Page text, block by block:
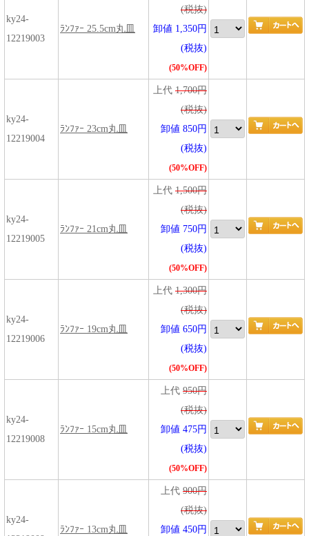
ky24-
12219003
ﾗﾝﾌｧｰ 25.5cm丸皿
(税抜)
卸値 1,350円
(税抜)
(50%OFF)
ky24-
12219004
ﾗﾝﾌｧｰ 23cm丸皿
上代 1,700円
(税抜)
卸値 850円
(税抜)
(50%OFF)
ky24-
12219005
ﾗﾝﾌｧｰ 21cm丸皿
上代 1,500円
(税抜)
卸値 750円
(税抜)
(50%OFF)
ky24-
12219006
ﾗﾝﾌｧｰ 19cm丸皿
上代 1,300円
(税抜)
卸値 650円
(税抜)
(50%OFF)
ky24-
12219008
ﾗﾝﾌｧｰ 15cm丸皿
上代 950円
(税抜)
卸値 475円
(税抜)
(50%OFF)
ky24-
ﾗﾝﾌｧｰ 13cm丸皿
上代 900円
(税抜)
卸値 450円